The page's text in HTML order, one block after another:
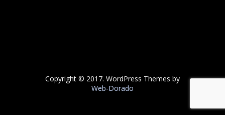
Copyright © 2017. WordPress Themes by
Web-Dorado